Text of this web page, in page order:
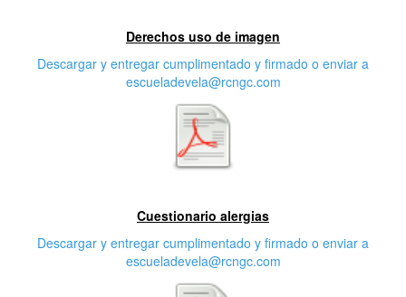
Derechos uso de imagen
Descargar y entregar cumplimentado y firmado o enviar a
escueladevela@rcngc.com
Cuestionario alergias
Descargar y entregar cumplimentado y firmado o enviar a
escueladevela@rcngc.com